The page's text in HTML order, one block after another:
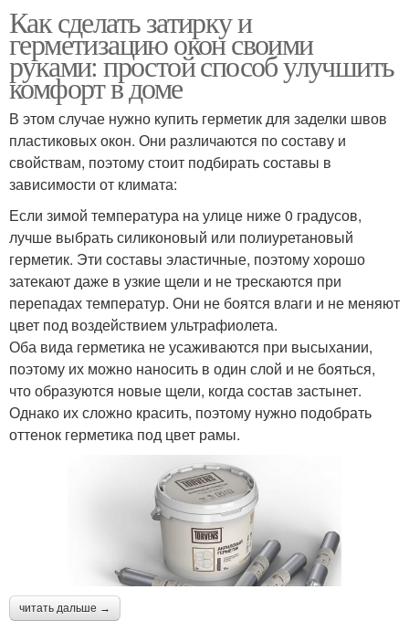
Как сделать затирку и
герметизацию окон своими
руками: простой способ улучшить
комфорт в доме
В этом случае нужно купить герметик для заделки швов
пластиковых окон. Они различаются по составу и
свойствам, поэтому стоит подбирать составы в
зависимости от климата:
Если зимой температура на улице ниже 0 градусов,
лучше выбрать силиконовый или полиуретановый
герметик. Эти составы эластичные, поэтому хорошо
затекают даже в узкие щели и не трескаются при
перепадах температур. Они не боятся влаги и не меняют
цвет под воздействием ультрафиолета.
Оба вида герметика не усаживаются при высыхании,
поэтому их можно наносить в один слой и не бояться,
что образуются новые щели, когда состав застынет.
Однако их сложно красить, поэтому нужно подобрать
оттенок герметика под цвет рамы.
читать дальше →